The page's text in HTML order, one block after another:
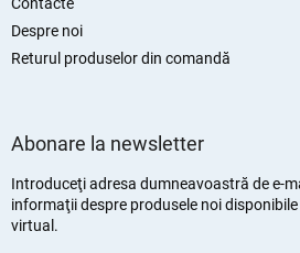
Despre noi
Returul produselor din comandă
Abonare la newsletter
Introduceţi adresa dumneavoastră de e-
informaţii despre produsele noi
virtual.